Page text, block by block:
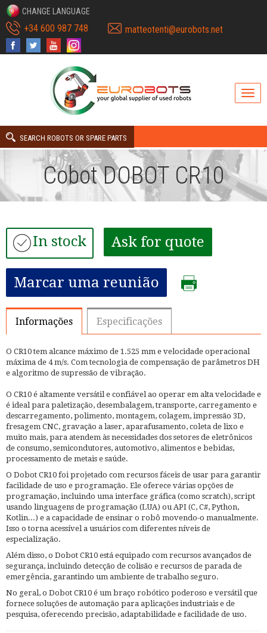
CHANGE LANGUAGE
+34 600 987 748 matteotenti@eurobots.net
SEARCH ROBOTS OR SPARE PARTS
Cobot DOBOT CR10
In stock Ask for quote
Marcar uma reunião
Informações Especificações
O CR10 tem alcance máximo de 1.525 mm e velocidade operacional
máxima de 4 m/s. Com tecnologia de compensação de parâmetros DH
e algoritmo de supressão de vibração.
O CR10 é altamente versátil e confiável ao operar em alta velocidade e
é ideal para paletização, desembalagem, transporte, carregamento e
descarregamento, polimento, montagem, colagem, impressão 3D,
fresagem CNC, gravação a laser, aparafusamento, coleta de lixo e
muito mais, para atendem às necessidades dos setores de eletrônicos
de consumo, semicondutores, automotivo, alimentos e bebidas,
processamento de metais e saúde.
O Dobot CR10 foi projetado com recursos fáceis de usar para garantir
facilidade de uso e programação. Ele oferece várias opções de
programação, incluindo uma interface gráfica (como scratch), script
usando linguagens de programação (LUA) ou API (C, C#, Python,
Kotlin...) e a capacidade de ensinar o robô movendo-o manualmente.
Isso o torna acessível a usuários com diferentes níveis de
especialização.
Além disso, o Dobot CR10 está equipado com recursos avançados de
segurança, incluindo detecção de colisão e recursos de parada de
emergência, garantindo um ambiente de trabalho seguro.
No geral, o Dobot CR10 é um braço robótico poderoso e versátil que
fornece soluções de automação para aplicações industriais e de
pesquisa, oferecendo precisão, adaptabilidade e facilidade de uso.